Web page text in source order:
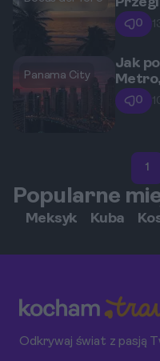
0
Panama City
Jak
0
1
Popularne
Meksyk Kuba
Odkrywaj świat z pasją